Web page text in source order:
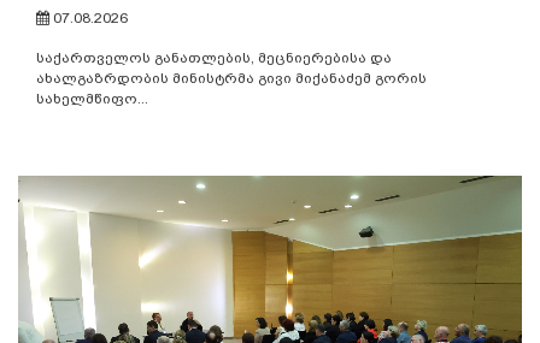
07.08.2026
საქართველოს განათლების, მეცნიერებისა და
ახალგაზრდობის მინისტრმა გივი მიქანაძემ გორის
სახელმწიფო...